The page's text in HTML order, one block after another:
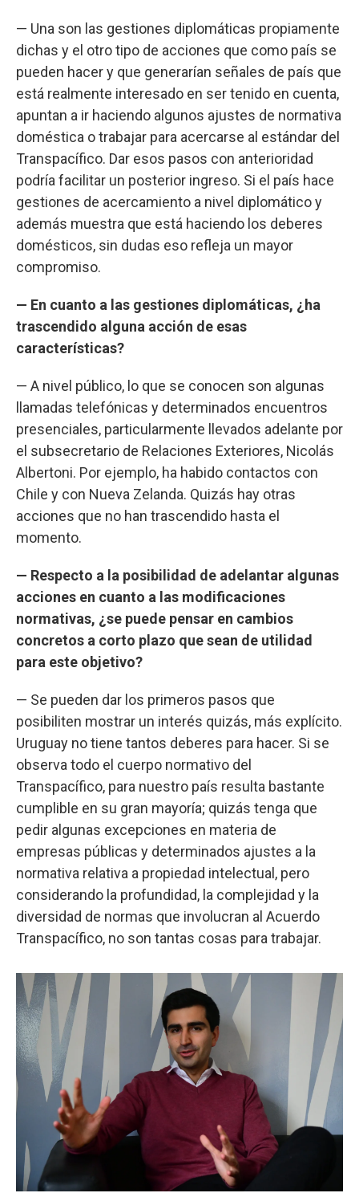
— Una son las gestiones diplomáticas propiamente
dichas y el otro tipo de acciones que como país se
pueden hacer y que generarían señales de país que
está realmente interesado en ser tenido en cuenta,
apuntan a ir haciendo algunos ajustes de normativa
doméstica o trabajar para acercarse al estándar del
Transpacífico. Dar esos pasos con anterioridad
podría facilitar un posterior ingreso. Si el país hace
gestiones de acercamiento a nivel diplomático y
además muestra que está haciendo los deberes
domésticos, sin dudas eso refleja un mayor
compromiso.
— En cuanto a las gestiones diplomáticas, ¿ha
trascendido alguna acción de esas
características?
— A nivel público, lo que se conocen son algunas
llamadas telefónicas y determinados encuentros
presenciales, particularmente llevados adelante por
el subsecretario de Relaciones Exteriores, Nicolás
Albertoni. Por ejemplo, ha habido contactos con
Chile y con Nueva Zelanda. Quizás hay otras
acciones que no han trascendido hasta el
momento.
— Respecto a la posibilidad de adelantar algunas
acciones en cuanto a las modificaciones
normativas, ¿se puede pensar en cambios
concretos a corto plazo que sean de utilidad
para este objetivo?
— Se pueden dar los primeros pasos que
posibiliten mostrar un interés quizás, más explícito.
Uruguay no tiene tantos deberes para hacer. Si se
observa todo el cuerpo normativo del
Transpacífico, para nuestro país resulta bastante
cumplible en su gran mayoría; quizás tenga que
pedir algunas excepciones en materia de
empresas públicas y determinados ajustes a la
normativa relativa a propiedad intelectual, pero
considerando la profundidad, la complejidad y la
diversidad de normas que involucran al Acuerdo
Transpacífico, no son tantas cosas para trabajar.